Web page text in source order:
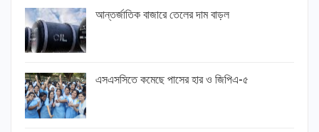
আন্তর্জাতিক বাজারে তেলের দাম বাড়ল
এসএসসিতে কমেছে পাসের হার ও জিপিএ-৫